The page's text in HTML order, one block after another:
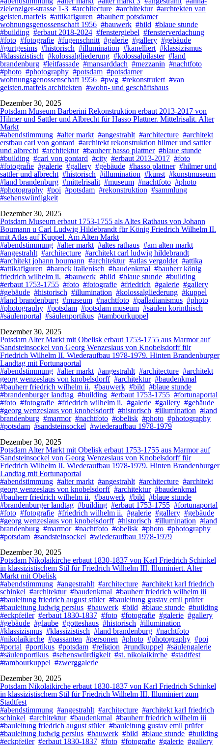
zielenziger-strasse 1-3 #architecture #architektur #archtekten van
geisten.marfels #attikafiguren #bauherr potsdamer
wohnungsgenossenschaft 1956 #bauwerk #bild #blaue stunde
#building #erbaut 2018-2024 #fenstergiebel #fensterverdachung
#foto #fotografie #fugenschnitt #galerie #gallery #gebäude
#gurtgesims #historisch #illumination #kanelliert #klassizismus
#klassizistisch #kolossalgliederung #kolossalpilaster #land
brandenburg #leitfassade #mansarddach #mezzanin #nachtfoto
#photo #photography #potsdam #potsdamer
wohnungsgenossenschaft 1956 #pwg #rekonstruiert #van
geisten.marfels architekten #wohn- und geschäftshaus
Dezember 30, 2025
Potsdam Museum Barberini Rekonstruktion erbaut 2013-2017 von
Hilmer und Sattler und Albrecht für Hasso Plattner. Mittelrisalit. Alter
Markt
#abendstimmung #alter markt #angestrahlt #architecture #architekt
erstbau carl von gontard #architekt rekonstruktion hilmer und sattler
und albrecht #architektur #bauherr hasso plattner #blaue stunde
#building #carl von gontard #city #erbaut 2013-2017 #foto
#fotografie #galerie #gallery #gebäude #hasso plattner #hilmer und
sattler und albrecht #historisch #illumination #kunst #kunstmuseum
#land brandenburg #mittelrisalit #museum #nachtfoto #photo
#photography #poi #potsdam #rekonstruktion #sammlung
#sehenswürdigkeit
Dezember 30, 2025
Potsdam Museum erbaut 1753-1755 als Altes Rathaus von Johann
Boumann u Carl Ludwig Hildebrandt für König Friedrich Wilhelm II.
mit Atlas auf Kuppel. Am Alten Markt
#abendstimmung #alter markt #altes rathaus #am alten markt
#angestrahlt #architecture #architekt carl ludwig hildebrandt
#architekt johann boumann #architektur #atlas vergoldet #attika
#attikafiguren #barock italienisch #baudenkmal #bauherr könig
friedrich wilhelm ii. #bauwerk #bild #blaue stunde #building
#erbaut 1753-1755 #foto #fotografie #friedrich #galerie #gallery
#gebäude #historisch #illumination #kolossalgliederung #kuppel
#land brandenburg #museum #nachtfoto #palladianismus #photo
#photography #potsdam #potsdam museum #säulen korinthisch
#säulenportal #säulenportikus #tambourkuppel
Dezember 30, 2025
Potsdam Alter Markt mit Obelisk erbaut 1753-1755 aus Marmor auf
Sandsteinsockel von Georg Wenzeslaus von Knobelsdorff für
Friedrich Wilhelm II. Wiederaufbau 1978-1979. Hinten Brandenburger
Landtag mit Fortunaportal
#abendstimmung #alter markt #angestrahlt #architecture #architekt
georg wenzeslaus von knobelsdorff #architektur #baudenkmal
#bauherr friedrich wilhelm ii. #bauwerk #bild #blaue stunde
#brandenburger landtag #building #erbaut 1753-1755 #fortunaportal
#foto #fotografie #friedrich wilhelm ii. #galerie #gallery #gebäude
#georg wenzeslaus von knobelsdorff #historisch #illumination #land
brandenburg #marmor #nachtfoto #obelisk #photo #photography
#potsdam #sandsteinsockel #wiederaufbau 1978-1979
Dezember 30, 2025
Potsdam Alter Markt mit Obelisk erbaut 1753-1755 aus Marmor auf
Sandsteinsockel von Georg Wenzeslaus von Knobelsdorff für
Friedrich Wilhelm II. Wiederaufbau 1978-1979. Hinten Brandenburger
Landtag mit Fortunaportal
#abendstimmung #alter markt #angestrahlt #architecture #architekt
georg wenzeslaus von knobelsdorff #architektur #baudenkmal
#bauherr friedrich wilhelm ii. #bauwerk #bild #blaue stunde
#brandenburger landtag #building #erbaut 1753-1755 #fortunaportal
#foto #fotografie #friedrich wilhelm ii. #galerie #gallery #gebäude
#georg wenzeslaus von knobelsdorff #historisch #illumination #land
brandenburg #marmor #nachtfoto #obelisk #photo #photography
#potsdam #sandsteinsockel #wiederaufbau 1978-1979
Dezember 30, 2025
Potsdam Nikolaikirche erbaut 1830-1837 von Karl Friedrich Schinkel
in klassizistischem Stil für Friedrich Wilhelm III. Illuminiert. Alter
Markt mit Obelisk
#abendstimmung #angestrahlt #architecture #architekt karl friedrich
schinkel #architektur #baudenkmal #bauherr friedrich wilhelm iii
#bauleitung friedrich august stüler #bauleitung gustav emil prüfer
#bauleitung ludwig persius #bauwerk #bild #blaue stunde #building
#eckpfeiler #erbaut 1830-1837 #foto #fotografie #galerie #gallery
#gebäude #glaube #gotteshaus #historisch #illumination
#klassizismus #klassizistisch #land brandenburg #nachtfoto
#nikolaikirche #passanten #personen #photo #photography #poi
#portal #portikus #potsdam #religion #rundkuppel #säulengalerie
#säulenportikus #sehenswürdigkeit #st. nikolaikirche #stadtfest
#tambourkuppel #zwerggalerie
Dezember 30, 2025
Potsdam Nikolaikirche erbaut 1830-1837 von Karl Friedrich Schinkel
in klassizistischem Stil für Friedrich Wilhelm III. Illuminiert zum
Stadtfest
#abendstimmung #angestrahlt #architecture #architekt karl friedrich
schinkel #architektur #baudenkmal #bauherr friedrich wilhelm iii
#bauleitung friedrich august stüler #bauleitung gustav emil prüfer
#bauleitung ludwig persius #bauwerk #bild #blaue stunde #building
#eckpfeiler #erbaut 1830-1837 #foto #fotografie #galerie #gallery